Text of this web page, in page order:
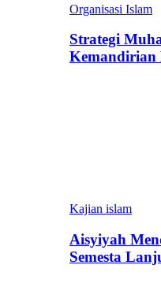
Organisasi Islam
Strategi
Kemandirian
Kajian islam
Aisyiyah
Semesta